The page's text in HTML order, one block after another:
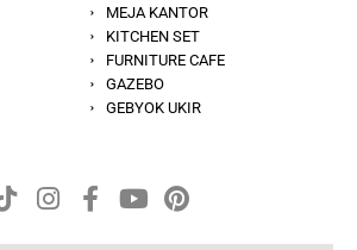
MEJA KANTOR
KITCHEN SET
FURNITURE CAFE
GAZEBO
GEBYOK UKIR